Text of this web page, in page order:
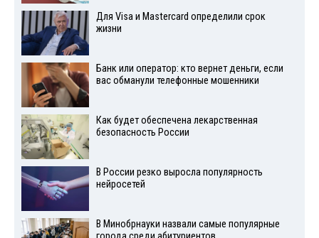
Для Visа и Mastercard определили срок
жизни
Банк или оператор: кто вернет деньги, если
вас обманули телефонные мошенники
Как будет обеспечена лекарственная
безопасность России
В России резко выросла популярность
нейросетей
В Минобрнауки назвали самые популярные